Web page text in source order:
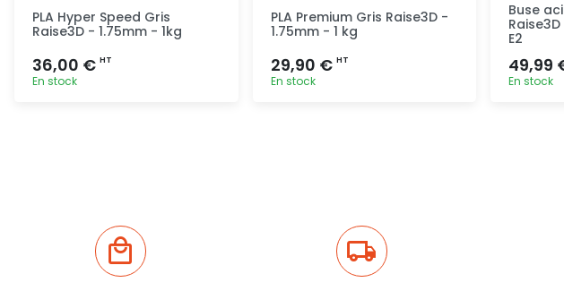
PLA Hyper Speed Gris
Raise3D - 1.75mm - 1kg
36,00 € HT
En stock
PLA Premium Gris Raise3D -
1.75mm - 1 kg
29,90 € HT
En stock
Buse
Raise3D
E2
49,99
En stock